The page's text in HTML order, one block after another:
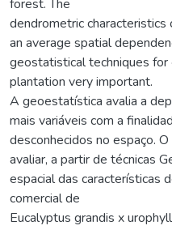
forest. The
dendrometric
an average spatial
geostatistical techniques for
plantation very important.
A geoestatística avalia a
mais variáveis com a
desconhecidos no espaço.
avaliar, a partir de técnicas
espacial das características
comercial de
Eucalyptus grandis x